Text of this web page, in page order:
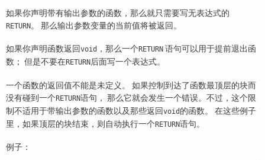
如果你声明带有输出参数的函数，那么就只需要写无表达式的
RETURN。 那么输出参数变量的当前值将被返回。
如果你声明函数返回void ，那么一个 RETURN 语句可以用于提前退出函
数； 但是不要在RETURN后面写一个表达式。
一个函数的返回值不能是未定义。 如果控制到达了函数最顶层的块而
没有碰到一个RETURN语句， 那么它就会发生一个错误。不过，这个限
制不适用于带输出参数的函数以及那些返回void 的函数。 在这些例子
里，如果顶层的块结束，则自动执行一个RETURN语句。
例子：